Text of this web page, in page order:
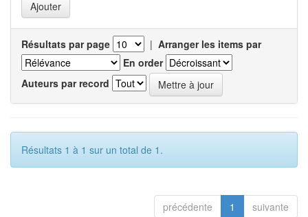
Résultats par page | Arranger les items par
En order
Auteurs par record
Résultats 1 à 1 sur un total de 1.
précédente 1 suivante